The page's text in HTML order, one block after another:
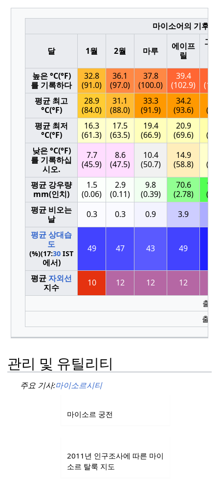
마이소어의 기후
달 1월 2월 마루
에이프
릴
그
높은 °C(°F)
를 기록하다
32.8
(91.0)
36.1
(97.0)
37.8
(100.0)
39.4
(102.9)
평균 최고
°C(°F)
28.9
(84.0)
31.1
(88.0)
33.3
(91.9)
34.2
(93.6)
평균 최저
°C(°F)
16.3
(61.3)
17.5
(63.5)
19.4
(66.9)
20.9
(69.6)
낮은 °C(°F)
를 기록하십
시오.
7.7
(45.9)
8.6
(47.5)
10.4
(50.7)
14.9
(58.8)
평균 강우량
mm(인치)
1.5
(0.06)
2.9
(0.11)
9.8
(0.39)
70.6
(2.78)
평균 비오는
날
0.3 0.3 0.9 3.9
평균 상대습
도
(%)(17:30 IST
에서)
49 47 43 49
평균자외선
지수
10 12 12 12
출
출
관리 및 유틸리티
주요 기사:마이소르시티
마이소르 궁전
2011년 인구조사에 따른 마이
소르 탈룩 지도